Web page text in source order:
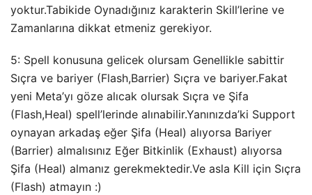
yoktur.Tabikide Oynadığınız karakterin Skill’lerine ve
Zamanlarına dikkat etmeniz gerekiyor.
5: Spell konusuna gelicek olursam Genellikle sabittir
Sıçra ve bariyer (Flash,Barrier) Sıçra ve bariyer.Fakat
yeni Meta’yı göze alıcak olursak Sıçra ve Şifa
(Flash,Heal) spell’lerinde alınabilir.Yanınızda’ki Support
oynayan arkadaş eğer Şifa (Heal) alıyorsa Bariyer
(Barrier) almalısınız Eğer Bitkinlik (Exhaust) alıyorsa
Şifa (Heal) almanız gerekmektedir.Ve asla Kill için Sıçra
(Flash) atmayın :)